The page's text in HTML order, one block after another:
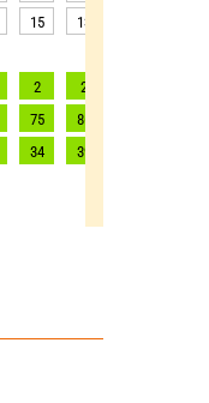
15 13
2 2
75 86
34 39